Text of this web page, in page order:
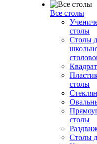
Все столы
столы
Столы
столы
столы
Столы